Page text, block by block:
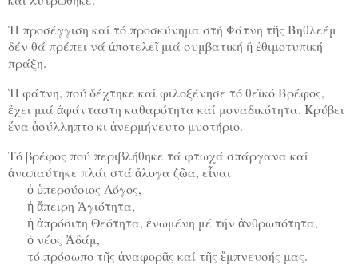
Ἡ προσέγγιση καί τό προσκύνημα στή Φάτνη τῆς Βηθλεέμ
δέν θά πρέπει νά ἀποτελεῖ μιά συμβατική ἤ ἐθιμοτυπική
πράξη.
Ἡ φάτνη, πού δέχτηκε καί φιλοξένησε τό θεϊκό Βρέφος,
ἔχει μιά ἀφάνταστη καθαρότητα καί μοναδικότητα. Κρύβει
ἕνα ἀσύλληπτο κι ἀνερμήνευτο μυστήριο.
Τό βρέφος πού περιβλήθηκε τά φτωχά σπάργανα καί
ἀναπαύτηκε πλάι στά ἄλογα ζῶα, εἶναι
ὁ ὑπερούσιος Λόγος,
ἡ ἄπειρη Ἁγιότητα,
ἡ ἀπρόσιτη Θεότητα, ἑνωμένη μέ τήν ἀνθρωπότητα,
ὁ νέος Ἀδάμ,
τό πρόσωπο τῆς ἀναφορᾶς καί τῆς ἕμπνευσής μας.